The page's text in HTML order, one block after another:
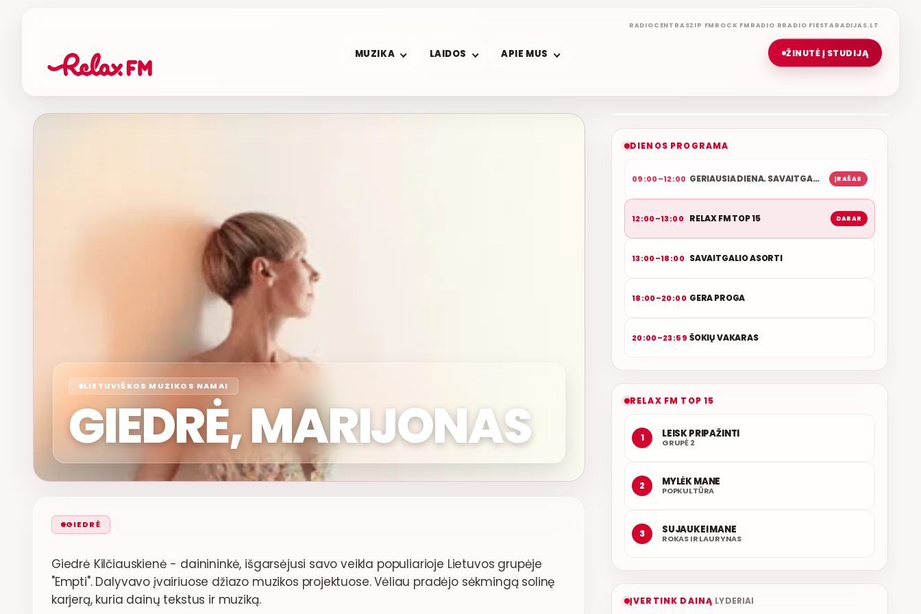
RADIOCENTRASZIP FM ROCK FM RADIO RRADIO FIESTARADIJAS.LT
ŽINUTĖ Į STUDIJĄ
MUZIKA LAIDOS APIE MUS
LIETUVIŠKOS MUZIKOS NAMAI
GIEDRĖ, MARIJONAS
GIEDRĖ
Giedrė Kilčiauskienė - dainininkė, išgarsėjusi savo veikla populiarioje Lietuvos grupėje
"Empti". Dalyvavo įvairiuose džiazo muzikos projektuose. Vėliau pradėjo sėkmingą solinę
karjerą, kuria dainų tekstus ir muziką.
ETERYJE
RELAX FM TOP 15 ROLANDAS JANAUDIS
DIENOS PROGRAMA
09:00–12:00 GERIAUSIA DIENA. SAVAITGALIS ĮRAŠAS
12:00–13:00 RELAX FM TOP 15 DABAR
13:00–18:00 SAVAITGALIO ASORTI
18:00–20:00 GERA PROGA
20:00–23:59 ŠOKIŲ VAKARAS
RELAX FM TOP 15
1 LEISK PRIPAŽINTI
GRUPĖ 2
2 MYLĖK MANE
POPKULTŪRA
3 SUJAUKEI MANE
ROKAS IR LAURYNAS
ĮVERTINK DAINĄ LYDERIAI